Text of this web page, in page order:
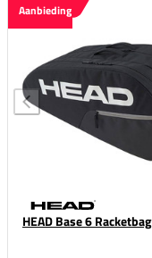
Aanbieding
HEAD Base 6 Racketbag